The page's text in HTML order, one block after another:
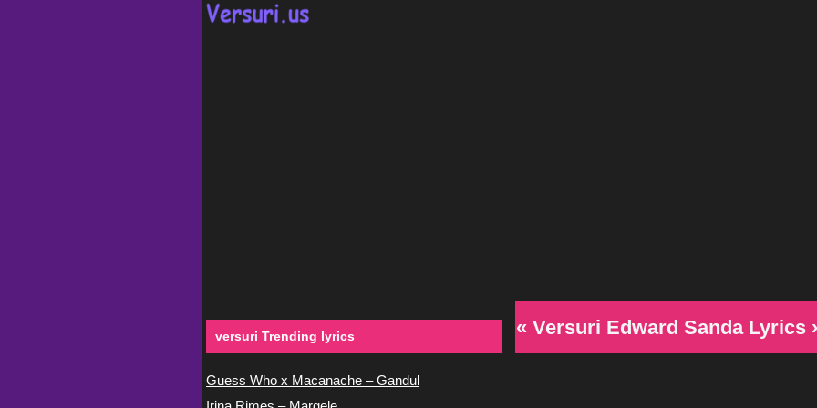
« Versuri Edward Sanda Lyrics
versuri Trending lyrics
Guess Who x Macanache – Gandul